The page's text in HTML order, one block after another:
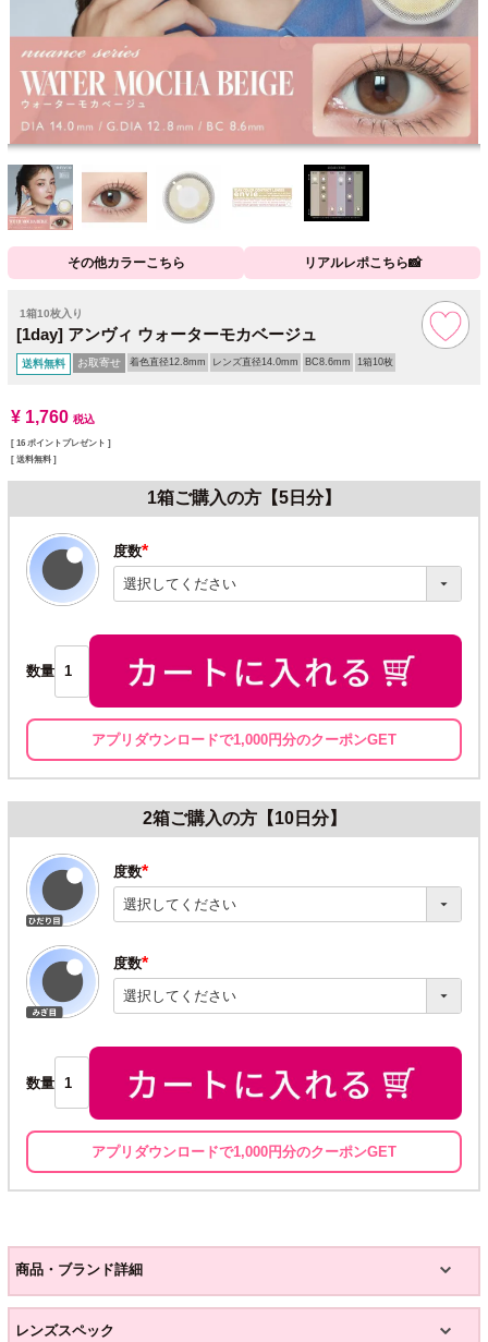
その他カラーこちら リアルレポこちら📸
1箱10枚入り
[1day] アンヴィ ウォーターモカベージュ
送料無料 お取寄せ 着色直径12.8mm レンズ直径14.0mm BC8.6mm 1箱10枚
¥ 1,760 税込
[ 16 ポイントプレゼント ]
送料無料
1箱ご購入の方【5日分】
度数
(必
須)
数量
アプリダウンロードで1,000円分のクーポンGET
2箱ご購入の方【10日分】
度数
(必
須)
度数
(必
須)
数量
アプリダウンロードで1,000円分のクーポンGET
商品・ブランド詳細
レンズスペック